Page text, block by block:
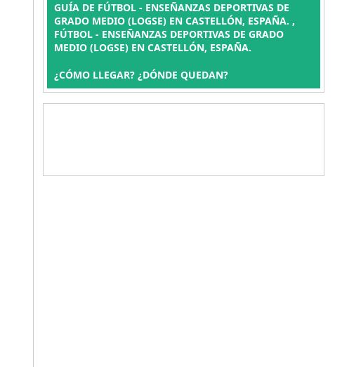
GUÍA DE FÚTBOL - ENSEÑANZAS DEPORTIVAS DE
GRADO MEDIO (LOGSE) EN CASTELLÓN, ESPAÑA. ,
FÚTBOL - ENSEÑANZAS DEPORTIVAS DE GRADO
MEDIO (LOGSE) EN CASTELLÓN, ESPAÑA.
¿CÓMO LLEGAR? ¿DÓNDE QUEDAN?